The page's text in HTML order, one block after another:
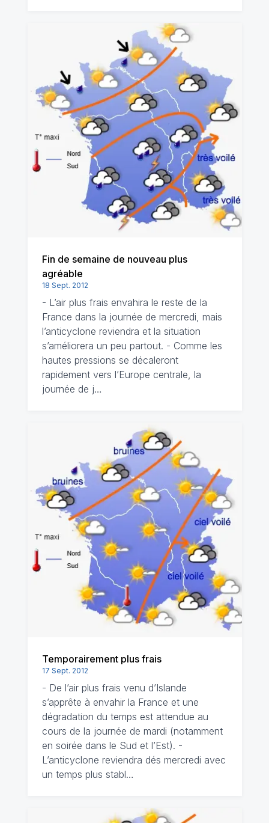
Fin de semaine de nouveau plus
agréable
18 Sept. 2012
- L’air plus frais envahira le reste de la
France dans la journée de mercredi, mais
l’anticyclone reviendra et la situation
s’améliorera un peu partout. - Comme les
hautes pressions se décaleront
rapidement vers l’Europe centrale, la
journée de j…
Temporairement plus frais
17 Sept. 2012
- De l’air plus frais venu d’Islande
s’apprête à envahir la France et une
dégradation du temps est attendue au
cours de la journée de mardi (notamment
en soirée dans le Sud et l’Est). -
L’anticyclone reviendra dés mercredi avec
un temps plus stabl…